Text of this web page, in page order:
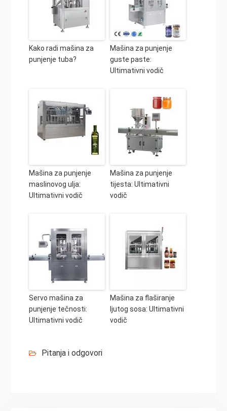
Kako radi mašina za
punjenje tuba?
Mašina za punjenje
guste paste:
Ultimativni vodič
Mašina za punjenje
maslinovog ulja:
Ultimativni vodič
Mašina za punjenje
tijesta: Ultimativni
vodič
Servo mašina za
punjenje tečnosti:
Ultimativni vodič
Mašina za flaširanje
ljutog sosa: Ultimativni
vodič
Pitanja i odgovori